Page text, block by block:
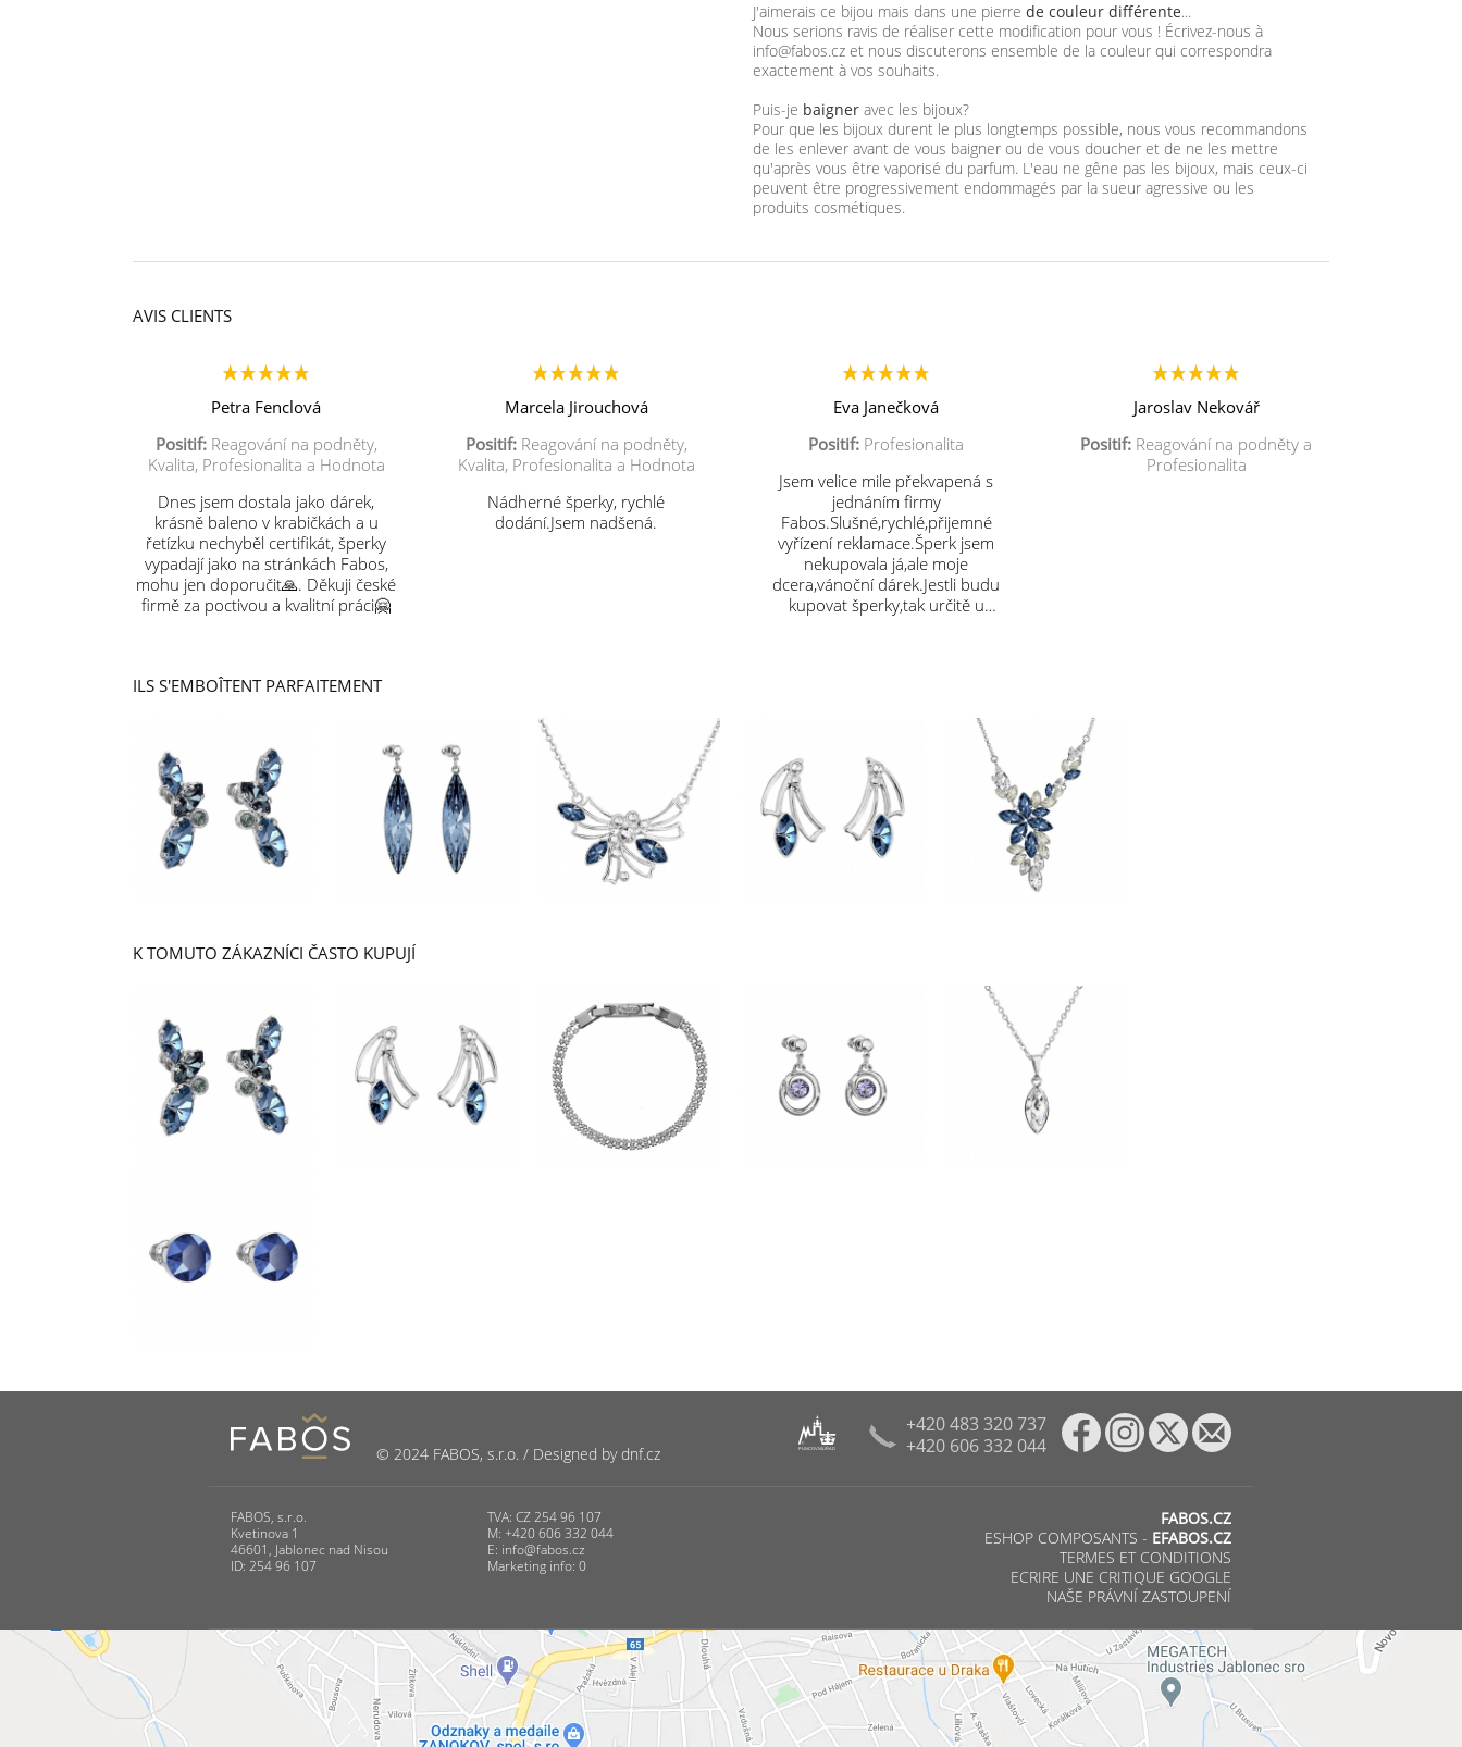
J'aimerais ce bijou mais dans une pierre de couleur différente...
Nous serions ravis de réaliser cette modification pour vous ! Écrivez-nous à
info@fabos.cz et nous discuterons ensemble de la couleur qui correspondra
exactement à vos souhaits.
Puis-je baigner avec les bijoux?
Pour que les bijoux durent le plus longtemps possible, nous vous recommandons
de les enlever avant de vous baigner ou de vous doucher et de ne les mettre
qu'après vous être vaporisé du parfum. L'eau ne gêne pas les bijoux, mais ceux-ci
peuvent être progressivement endommagés par la sueur agressive ou les
produits cosmétiques.
AVIS CLIENTS
Petra Fenclová
Positif:Reagování na podněty,
Kvalita, Profesionalita a Hodnota
Dnes jsem dostala jako dárek,
krásně baleno v krabičkách a u
řetízku nechyběl certifikát, šperky
vypadají jako na stránkách Fabos,
mohu jen doporučit🙏. Děkuji české
firmě za poctivou a kvalitní práci🤗
Marcela Jirouchová
Positif:Reagování na podněty,
Kvalita, Profesionalita a Hodnota
Nádherné šperky, rychlé
dodání.Jsem nadšená.
Eva Janečková
Positif: Profesionalita
Jsem velice mile překvapená s
jednáním firmy
Fabos.Slušné,rychlé,přijemné
vyřízení reklamace.Šperk jsem
nekupovala já,ale moje
dcera,vánoční dárek.Jestli budu
kupovat šperky,tak určitě u
Jaroslav Nekovář
Positif: Reagování na podněty a
Profesionalita
ILS S'EMBOÎTENT PARFAITEMENT
K TOMUTO ZÁKAZNÍCI ČASTO KUPUJÍ
© 2024 FABOS, s.r.o. / Designed by dnf.cz PUNCOVNÍ ÚŘAD
+420 483 320 737
+420 606 332 044
FABOS, s.r.o.
Kvetinova 1
46601, Jablonec nad Nisou
ID: 254 96 107
TVA: CZ 254 96 107
M: +420 606 332 044
E: info@fabos.cz
Marketing info: 0
FABOS.CZ
ESHOP COMPOSANTS - EFABOS.CZ
TERMES ET CONDITIONS
ECRIRE UNE CRITIQUE GOOGLE
NAŠE PRÁVNÍ ZASTOUPENÍ